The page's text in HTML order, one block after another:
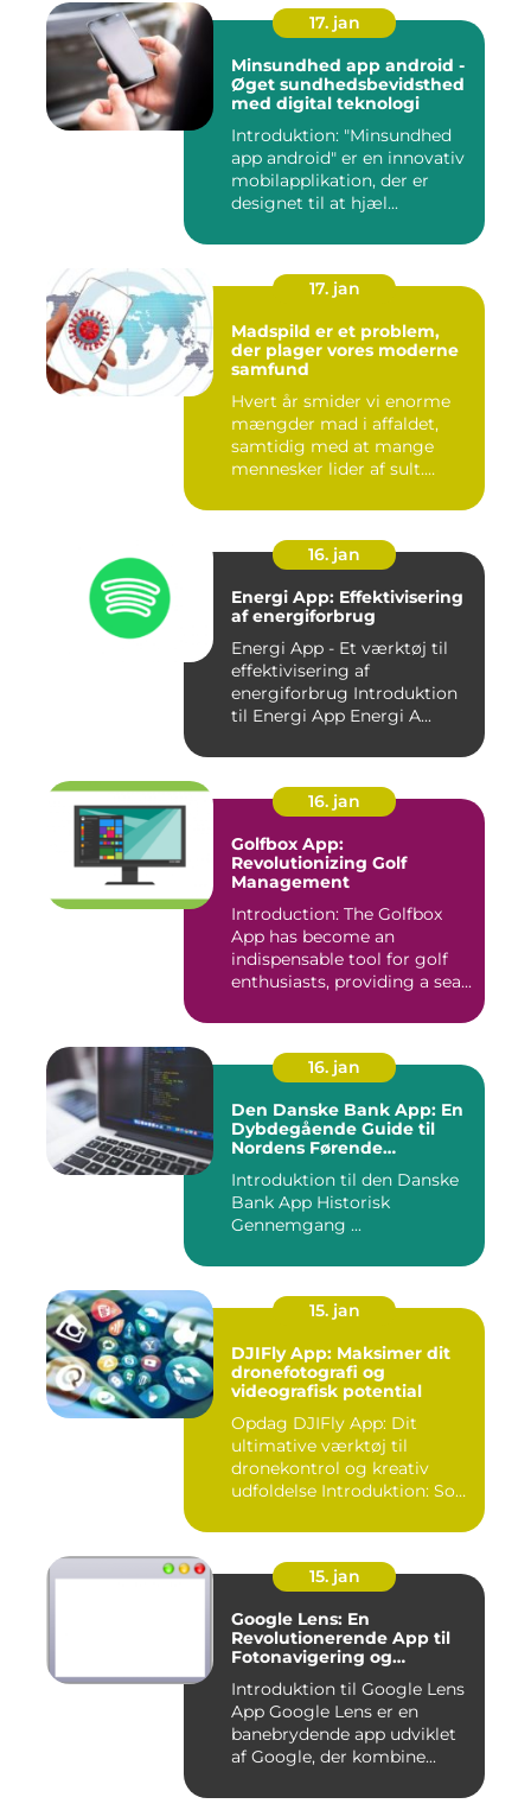
17. jan
Minsundhed app android -
Øget sundhedsbevidsthed
med digital teknologi
Introduktion: "Minsundhed
app android" er en innovativ
mobilapplikation, der er
designet til at hjæl...
17. jan
Madspild er et problem,
der plager vores moderne
samfund
Hvert år smider vi enorme
mængder mad i affaldet,
samtidig med at mange
mennesker lider af sult.
16. jan
Energi App: Effektivisering
af energiforbrug
Energi App - Et værktøj til
effektivisering af
energiforbrug Introduktion
til Energi App Energi A...
16. jan
Golfbox App:
Revolutionizing Golf
Management
Introduction: The Golfbox
App has become an
indispensable tool for golf
enthusiasts, providing a sea...
16. jan
Den Danske Bank App: En
Dybdegående Guide til
Nordens Førende
Introduktion til den Danske
Bank App Historisk
Gennemgang ...
15. jan
DJIFly App: Maksimer dit
dronefotografi og
videografisk potential
Opdag DJIFly App: Dit
ultimative værktøj til
dronekontrol og kreativ
udfoldelse Introduktion: Som
15. jan
Google Lens: En
Revolutionerende App til
Fotonavigering og
Introduktion til Google Lens
App Google Lens er en
banebrydende app udviklet
af Google, der kombine...